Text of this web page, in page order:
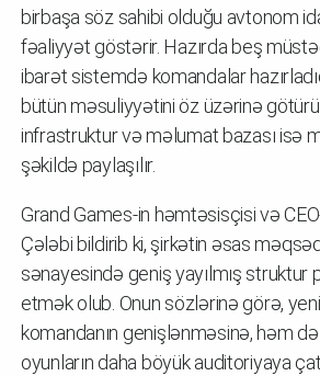
birbaşa söz sahibi olduğu avtonom
fəaliyyət göstərir. Hazırda beş
ibarət sistemdə komandalar
bütün məsuliyyətini öz üzərinə
infrastruktur və məlumat bazası isə
şəkildə paylaşılır.
Grand Games-in həmtəsisçisi və
Çələbi bildirib ki, şirkətin əsas
sənayesində geniş yayılmış struktur
etmək olub. Onun sözlərinə görə,
komandanın genişlənməsinə, həm
oyunların daha böyük auditoriyaya